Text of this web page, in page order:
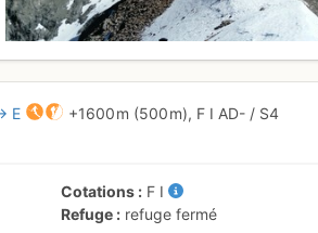
E +1600 m (500 m), F I AD- / S4
Cotations F I
Refuge
refuge fermé